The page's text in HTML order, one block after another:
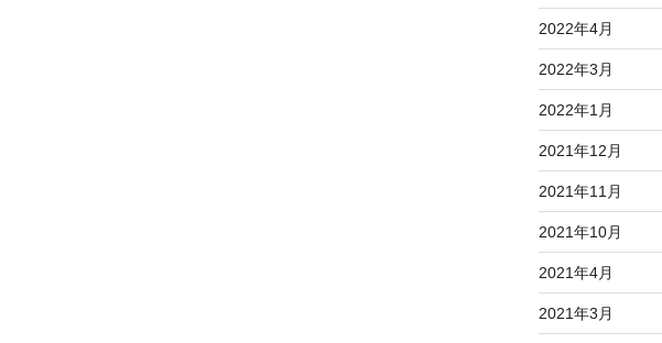
2022年4月
2022年3月
2022年1月
2021年12月
2021年11月
2021年10月
2021年4月
2021年3月